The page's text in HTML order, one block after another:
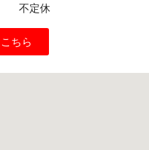
定休
ちら